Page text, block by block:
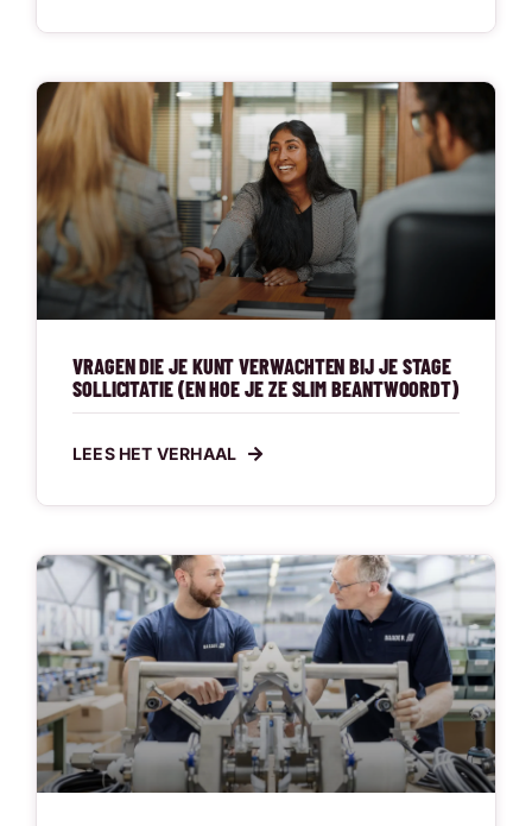
VRAGEN DIE JE KUNT VERWACHTEN BIJ JE STAGE
SOLLICITATIE (EN HOE JE ZE SLIM BEANTWOORDT)
LEES HET VERHAAL